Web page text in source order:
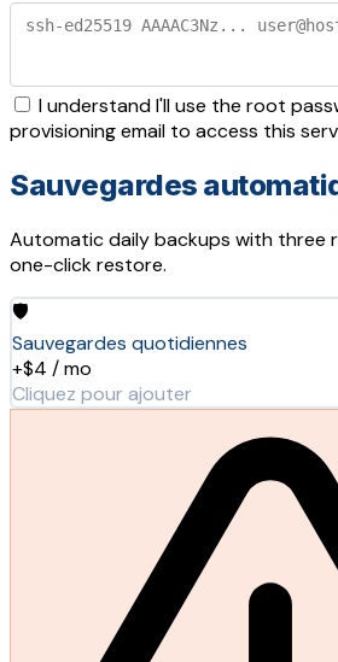
I understand I'll use the root
provisioning email to access this
Sauvegardes
Automatic daily backups with three
one-click restore.
🛡️
Sauvegardes quotidiennes
+$4 / mo
Cliquez pour ajouter